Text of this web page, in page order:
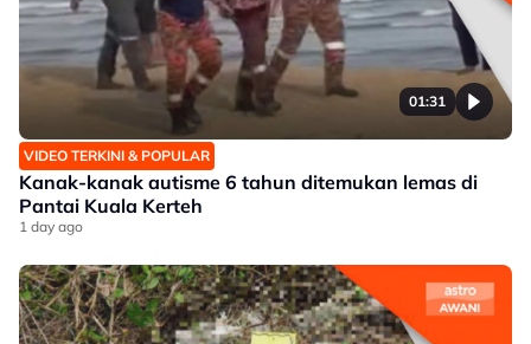
01:31
VIDEO TERKINI & POPULAR
Kanak-kanak autisme 6 tahun ditemukan lemas di
Pantai Kuala Kerteh
1 day ago